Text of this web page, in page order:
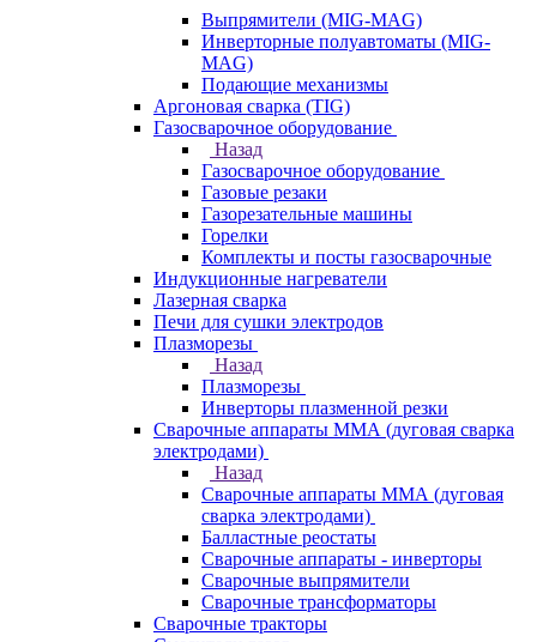
Выпрямители (MIG-MAG)
Инверторные полуавтоматы (MIG-
MAG)
Подающие механизмы
Аргоновая сварка (TIG)
Газосварочное оборудование
Назад
Газосварочное оборудование
Газовые резаки
Газорезательные машины
Горелки
Комплекты и посты газосварочные
Индукционные нагреватели
Лазерная сварка
Печи для сушки электродов
Плазморезы
Назад
Плазморезы
Инверторы плазменной резки
Сварочные аппараты ММА (дуговая сварка
электродами)
Назад
Сварочные аппараты ММА (дуговая
сварка электродами)
Балластные реостаты
Сварочные аппараты - инверторы
Сварочные выпрямители
Сварочные трансформаторы
Сварочные тракторы